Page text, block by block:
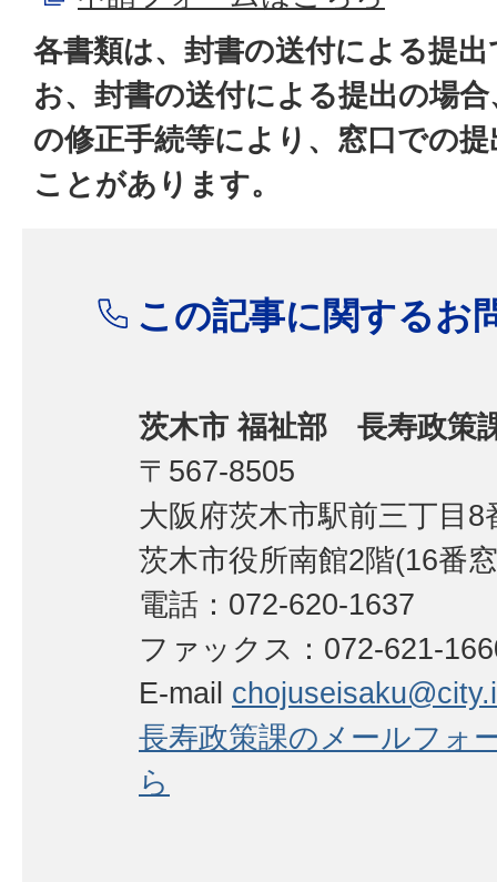
各書類は、封書の送付による提
お、封書の送付による提出の場
の修正手続等により、窓口での
ことがあります。
この記事に関するお
茨木市 福祉部 長寿政策
〒567-8505
大阪府茨木市駅前三丁目8
茨木市役所南館2階(16番
電話：072-620-1637
ファックス：072-621-
E-mail
長寿政策課のメールフォ
ら